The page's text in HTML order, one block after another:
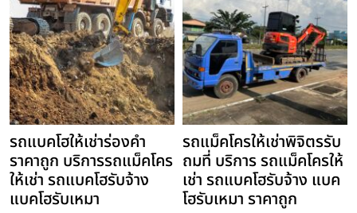
รถแบคโฮให้เช่าร่องคำ
ราคาถูก บริการรถแม็คโคร
ให้เช่า รถแบคโฮรับจ้าง
แบคโฮรับเหมา
รถแม็คโครให้เช่าพิจิตรรับ
ถมที่ บริการ รถแม็คโครให้
เช่า รถแบคโฮรับจ้าง แบค
โฮรับเหมา ราคาถูก